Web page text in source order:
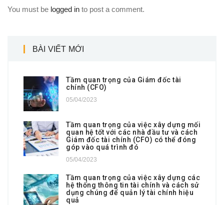
You must be logged in to post a comment.
BÀI VIẾT MỚI
Tầm quan trọng của Giám đốc tài
chính (CFO)
05/04/2023
Tầm quan trọng của việc xây dựng mối
quan hệ tốt với các nhà đầu tư và cách
Giám đốc tài chính (CFO) có thể đóng
góp vào quá trình đó
05/04/2023
Tầm quan trọng của việc xây dựng các
hệ thống thông tin tài chính và cách sử
dụng chúng để quản lý tài chính hiệu
quả